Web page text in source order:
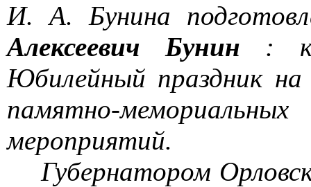
И. А. Бунина
Алексеевич Бунин : к
Юбилейный праздник
памятно-
мероприятий.
Губернатором